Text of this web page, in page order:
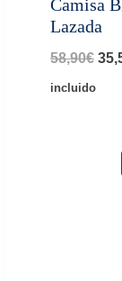
Camisa
Lazada
58,90€ El
incluido